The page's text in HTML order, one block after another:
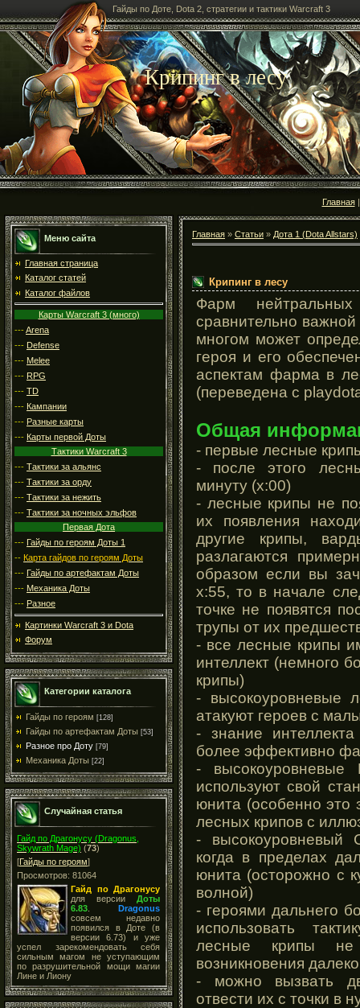
Гайды по Доте, Dota 2, стратегии и тактики Warcraft 3
Крипинг в лесу
Главная
Меню сайта
Главная страница
Каталог статей
Каталог файлов
Карты Warcraft 3 (много)
---Arena
--- Defense
--- Melee
--- RPG
--- TD
--- Кампании
--- Разные карты
--- Карты первой Доты
Тактики Warcraft 3
--- Тактики за альянс
--- Тактики за орду
--- Тактики за нежить
--- Тактики за ночных эльфов
Первая Дота
--- Гайды по героям Доты 1
-- Карта гайдов по героям Доты
--- Гайды по артефактам Доты
--- Механика Доты
--- Разное
Картинки Warcraft 3 и Dota
Форум
Категории каталога
Гайды по героям [128]
Гайды по артефактам Доты [53]
Разное про Доту [79]
Механика Доты [22]
Случайная статья
Гайд по Драгонусу (Dragonus,
Skywrath Mage) (73)
[Гайды по героям]
Просмотров: 81064
Гайд по Драгонусу
для версии Доты
6.83
Dragonus
совсем недавно
появился в Доте (в
версии 6.73) и уже
успел зарекомендовать себя
сильным магом не уступающим
по разрушительной мощи магии
Лине и Лиону
Главная » Статьи » Дота 1 (Dota Allstars)
Крипинг в лесу
Фарм
сравнительно
многом может
героя и его
аспектам фарма в
(переведена с
Общая
- первые лесные
- после этого
минуту (х:00)
- лесные крипы не
их появления
другие крипы,
разлагаются
образом если вы
х:55, то в начале
точке не появятся
трупы от их
- все лесные крипы
интеллект (немного
крипы)
- высокоуровневые
атакуют героев с
- знание
более эффективно
-
используют свой
юнита (особенно это
лесных крипов с
- высокоуровневый
когда в пределах
юнита (осторожно с
волной)
- героями дальнего
использовать
лесные крипы
возникновения далеко
- можно вызвать
отвести их с точки в